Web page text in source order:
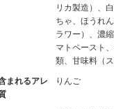
リカ製造）、
ちゃ、ほうれ
ラワー）、濃
マトペースト
類、甘味料（ス
まれるアレ
りんご